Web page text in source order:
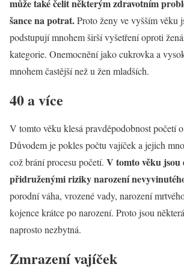
může také čelit některým zdravotním
šance na potrat.Proto ženy ve vyšším věku
podstupují mnohem širší vyšetření oproti
kategorie. Onemocnění jako cukrovka a
mnohem častější než u žen mladších.
40 a více
V tomto věku klesá pravděpodobnost početí
Důvodem je pokles počtu vajíček a jejich
což brání procesu početí. V tomto věku jsou
přidruženými riziky narození
porodní váha, vrozené vady, narození
kojence krátce po narození. Proto jsou
naprosto nezbytná.
Zmrazení vajíček